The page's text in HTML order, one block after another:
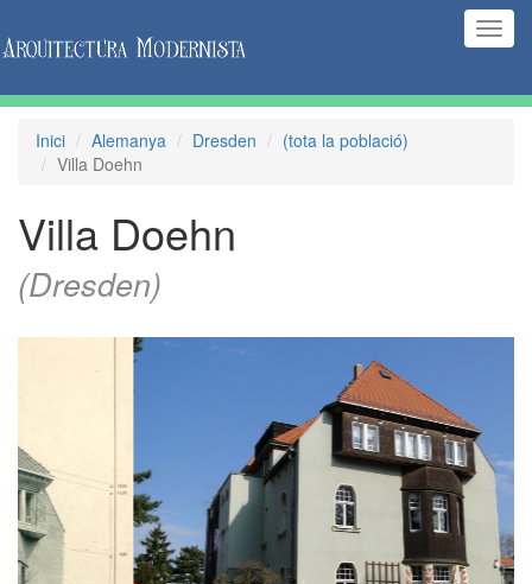
Inici Alemanya Dresden
(tota la població)
Villa Doehn
Villa Doehn
(Dresden)